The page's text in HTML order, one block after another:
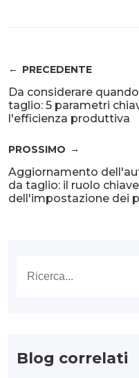
PRECEDENTE
Da considerare
taglio: 5 parametri
l'efficienza produttiva
PROSSIMO
Aggiornamento
da taglio: il ruolo
dell'impostazione dei
Blog correlati